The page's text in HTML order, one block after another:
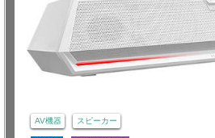
AV機器 スピーカー